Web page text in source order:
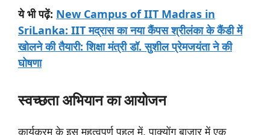
ये भी पढ़ें: New Campus of IIT Madras in
SriLanka: IIT मद्रास का नया कैंपस श्रीलंका के कैंडी में
खोलने की तैयारी: शिक्षा मंत्री डॉ. सुशील प्रेमजयंता ने की
घोषणा
स्वच्छताअभियानकाआयोजन
कार्यक्रम के इस महत्वपूर्ण पहलू में, पाक्योंग बाज़ार में एक